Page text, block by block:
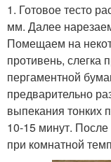
1. Готовое тесто
мм. Далее
Помещаем на
противень,
пергаментной
предварительно
выпекания тонких
10-15 минут.
при комнатной